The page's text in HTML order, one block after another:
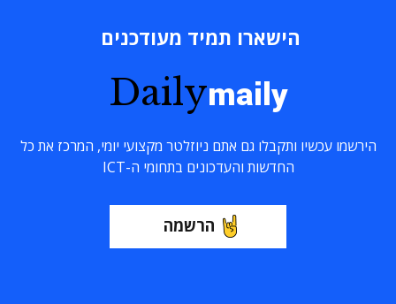
הישארו תמיד מעודכנים
Dailymaily
הירשמו עכשיו ותקבלו גם אתם ניוזלטר מקצועי יומי, המרכז את כל
החדשות והעדכונים בתחומי ה-ICT
הרשמה